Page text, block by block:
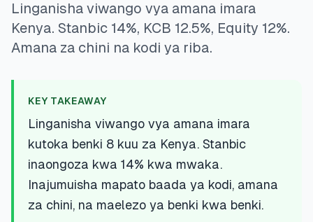
🎯Pata Mkopo
💳Kadi za Mkopo
📱Mikopo ya Simu
🏢Mikopo ya Biashara
🏦Akaunti za Akiba
Linganisha viwango vya amana imara
Kenya. Stanbic 14%, KCB 12.5%, Equity 12%.
Amana za chini na kodi ya riba.
KEY TAKEAWAY
Linganisha viwango vya amana imara
kutoka benki 8 kuu za Kenya. Stanbic
inaongoza kwa 14% kwa mwaka.
Inajumuisha mapato baada ya kodi, amana
za chini, na maelezo ya benki kwa benki.